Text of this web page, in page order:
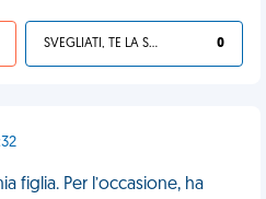
SVEGLIATI, TE LA SEI CERCATA! 0
figlia. Per l’occasione, ha